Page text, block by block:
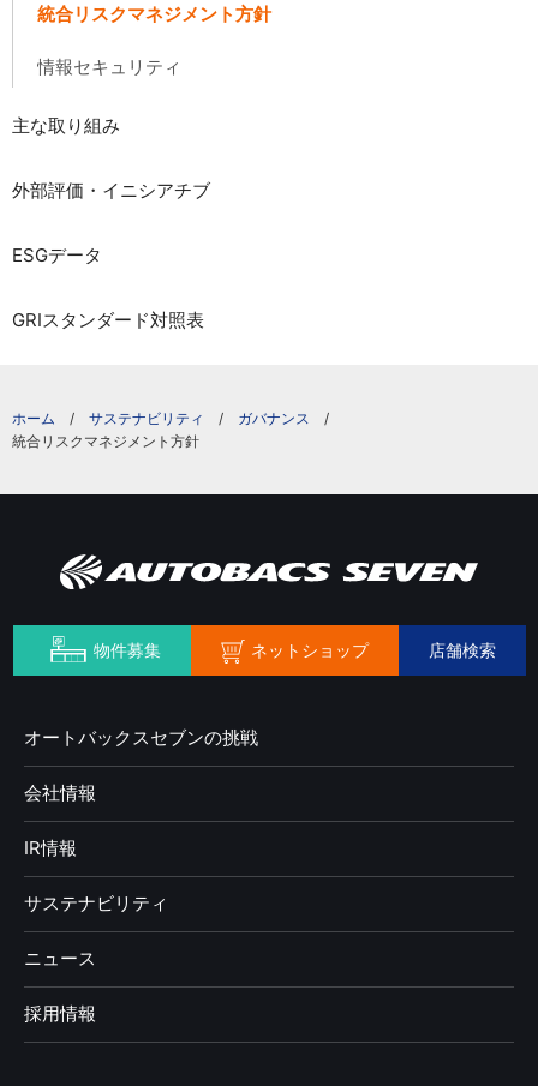
統合リスクマネジメント方針
情報セキュリティ
主な取り組み
外部評価・イニシアチブ
ESGデータ
GRIスタンダード対照表
サステナビリティ
ガバナンス
統合リスクマネジメント方針
物件募集 ネットショップ 店舗検索
オートバックスセブンの挑戦
会社情報
IR情報
サステナビリティ
ニュース
採用情報